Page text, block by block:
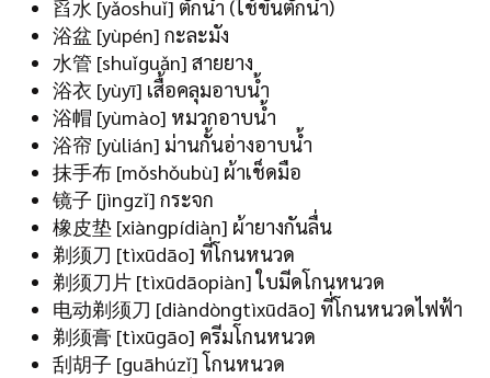
舀水 [yǎoshuǐ] ตักน้ำ (ใช้ขันตักน้ำ)
浴盆 [yùpén] กะละมัง
水管 [shuǐguǎn] สายยาง
浴衣 [yùyī] เสื้อคลุมอาบน้ำ
浴帽 [yùmào] หมวกอาบน้ำ
浴帘 [yùlián] ม่านกั้นอ่างอาบน้ำ
抹手布 [mǒshǒubù] ผ้าเช็ดมือ
镜子 [jìngzǐ] กระจก
橡皮垫 [xiàngpídiàn] ผ้ายางกันลื่น
剃须刀 [tìxūdāo] ที่โกนหนวด
剃须刀片 [tìxūdāopiàn] ใบมีดโกนหนวด
电动剃须刀 [diàndòngtìxūdāo] ที่โกนหนวดไฟฟ้า
剃须膏 [tìxūgāo] ครีมโกนหนวด
刮胡子 [guāhúzǐ] โกนหนวด